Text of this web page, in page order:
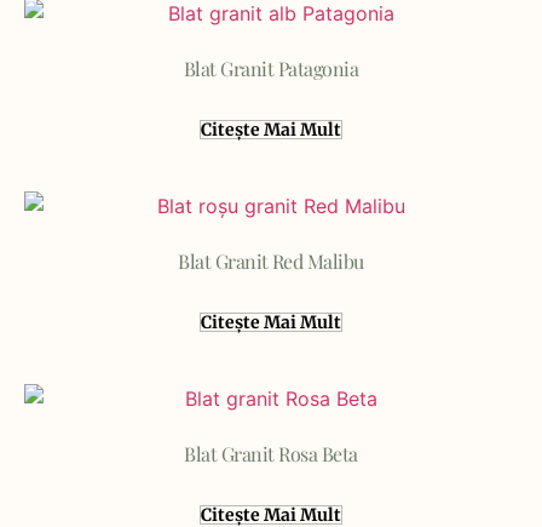
Blat Granit Patagonia
Citește Mai Mult
Blat Granit Red Malibu
Citește Mai Mult
Blat Granit Rosa Beta
Citește Mai Mult